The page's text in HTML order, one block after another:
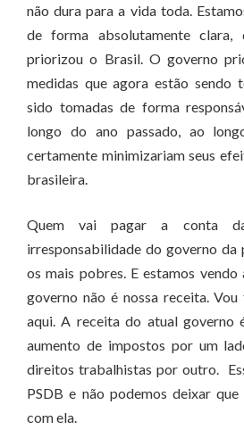
não dura para a vida toda.
de forma absolutamente clara,
priorizou o Brasil. O governo
medidas que agora estão sendo
sido tomadas de forma
longo do ano passado, ao
certamente minimizariam seus
brasileira.
Quem vai pagar a conta
irresponsabilidade do governo da
os mais pobres. E estamos
governo não é nossa receita.
aqui. A receita do atual governo
aumento de impostos por um
direitos trabalhistas por outro.
PSDB e não podemos deixar
com ela.